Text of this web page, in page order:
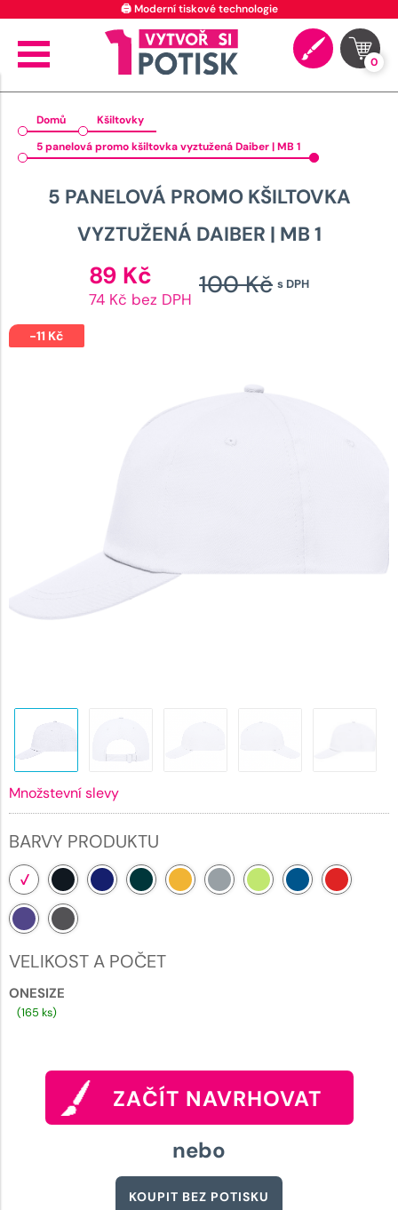
🖨️ Moderní tiskové technologie
0
Domů
Kšiltovky
5 panelová promo kšiltovka vyztužená Daiber | MB 1
5 PANELOVÁ PROMO KŠILTOVKA
VYZTUŽENÁ DAIBER | MB 1
s DPH
100Kč
89 Kč cena
74 Kč bez DPH
-11 Kč
Množstevní slevy
BARVY PRODUKTU
VELIKOST A POČET
ONESIZE
(165 ks)
ZAČÍT NAVRHOVAT
nebo
KOUPIT BEZ POTISKU